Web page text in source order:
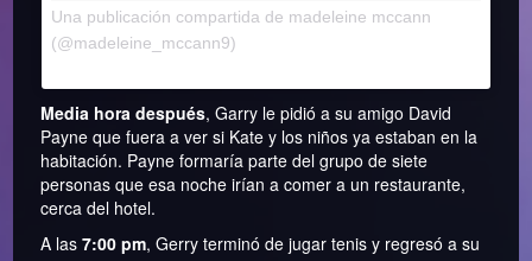
Una publicación compartida de madeleine mccann
(@madeleine_mccann9)
Media hora después, Garry le pidió a su amigo David
Payne que fuera a ver si Kate y los niños ya estaban en la
habitación. Payne formaría parte del grupo de siete
personas que esa noche irían a comer a un restaurante,
cerca del hotel.
A las7:00 pm, Gerry terminó de jugar tenis y regresó a su